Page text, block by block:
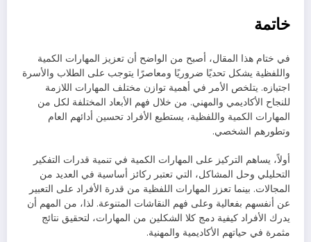
خاتمة
في ختام هذا المقال، أصبح من الواضح أن تعزيز المهارات الكمية
واللفظية يشكل تحديًا ضروريًا ومعاصرًا يتوجب على الطلاب والأسرة
اجتيازه. يتلخص الأمر في أهمية توازن مختلف المهارات اللازمة
للنجاح الأكاديمي والمهني. من خلال فهم الأبعاد المختلفة لكل من
المهارات الكمية واللفظية، يستطيع الأفراد تحسين أدائهم العام
وتطورهم الشخصي.
أولاً، يساهم التركيز على المهارات الكمية في تنمية قدرات التفكير
التحليلي وحل المشاكل، التي تعتبر ركائز أساسية في العديد من
المجالات. بينما تعزز المهارات اللفظية من قدرة الأفراد على التعبير
عن أنفسهم بفعالية وعلى فهم النقاشات المتنوعة. لذا، من المهم أن
يدرك الأفراد كيفية دمج كلا الشكلين من المهارات، لتحقيق نتائج
مثمرة في حياتهم الأكاديمية والمهنية.